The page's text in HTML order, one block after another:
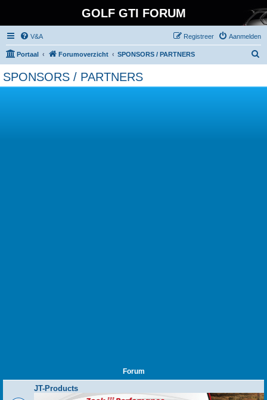
GOLF GTI FORUM
V&A Aanmelden
Registreer
Portaal Forumoverzicht SPONSORS / PARTNERS
SPONSORS / PARTNERS
Forum
JT-Products